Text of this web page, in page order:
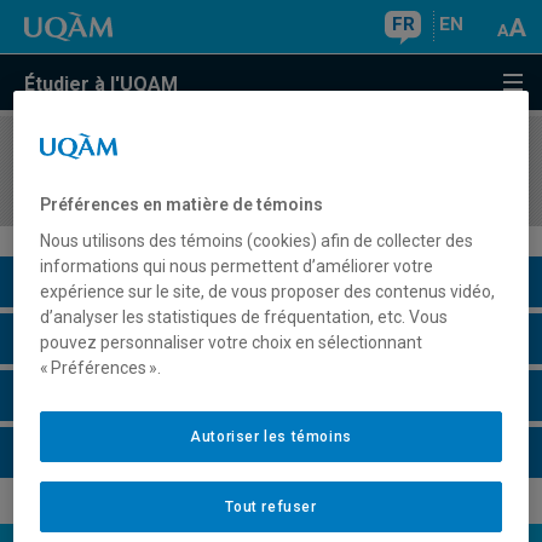
FR EN
Étudier à l'UQAM
COURS//
Description du cours
Horaire - Été 2026
Préférences en matière de témoins
Nous utilisons des témoins (cookies) afin de collecter des
informations qui nous permettent d’améliorer votre
expérience sur le site, de vous proposer des contenus vidéo,
d’analyser les statistiques de fréquentation, etc. Vous
pouvez personnaliser votre choix en sélectionnant
« Préférences ».
Tout refuser
Autoriser les témoins